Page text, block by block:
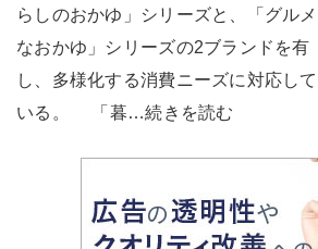
らしのおかゆ」シリーズと、「グルメ
なおかゆ」シリーズの2ブランドを有
し、多様化する消費ニーズに対応して
いる。 「暮…続きを読む